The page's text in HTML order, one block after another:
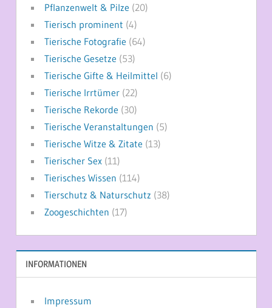
Pflanzenwelt & Pilze (20)
Tierisch prominent (4)
Tierische Fotografie (64)
Tierische Gesetze (53)
Tierische Gifte & Heilmittel (6)
Tierische Irrtümer(22)
Tierische Rekorde (30)
Tierische Veranstaltungen (5)
Tierische Witze & Zitate (13)
Tierischer Sex(11)
Tierisches Wissen (114)
Tierschutz & Naturschutz (38)
Zoogeschichten (17)
INFORMATIONEN
Impressum